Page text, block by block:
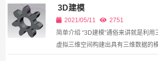
择 应根据被连两轴的对中性、工作载
3D建模
2021/05/11
2751
简单介绍 “3D建模”通俗来讲就是利
虚拟三维空间构建出具有三维数据的